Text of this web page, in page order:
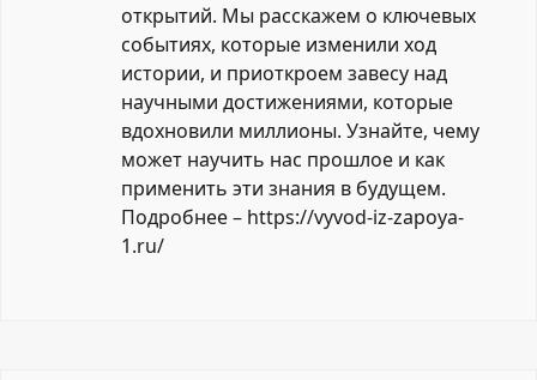
открытий. Мы расскажем о ключевых
событиях, которые изменили ход
истории, и приоткроем завесу над
научными достижениями, которые
вдохновили миллионы. Узнайте, чему
может научить нас прошлое и как
применить эти знания в будущем.
Подробнее – https://vyvod-iz-zapoya-
1.ru/